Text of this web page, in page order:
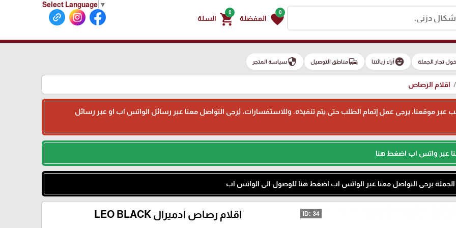
Select Language ▼
0
favorite المفضلة
0
shopping_cart السلة
تجار الجملة emoji_emotionsآراء زبائننا commuteمناطق التوصيل securityسياسة المتجر
اقلام الرصاص
طلب عبر موقعنا، يرجى عمل إتمام الطلب حتى يتم تنفيذه. وللاستفسارات، يُرجى التواصل معنا عبر رسائل الواتس اب او عبر رسائل
عبر واتس اب اضغط هنا
الجملة يرجى التواصل معنا عبر الواتس اب اضغط هنا للوصول الى الواتس اب
اقلام رصاص ادميرال LEO BLACK